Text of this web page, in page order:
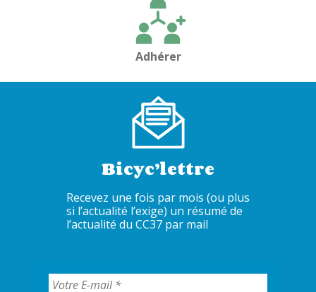
Adhérer
Bicyc’lettre
Recevez une fois par mois (ou plus
si l’actualité l’exige) un résumé de
l’actualité du CC37 par mail